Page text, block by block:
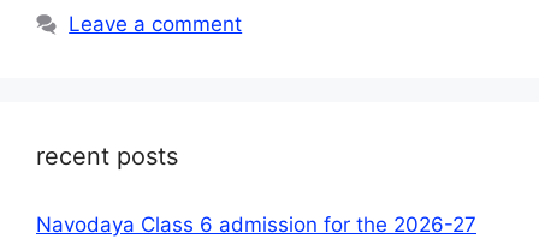
Leave a comment
recent posts
Navodaya Class 6 admission for the 2026-27